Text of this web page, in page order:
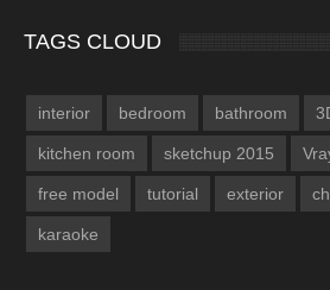
TAGS CLOUD
interior bedroom bathroom
kitchen room sketchup 2015
free model tutorial exterior
karaoke